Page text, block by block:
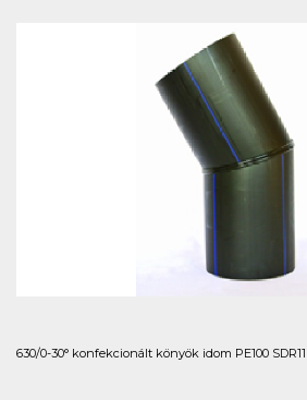
630/0-30° konfekcionált könyök idom PE100 SDR11